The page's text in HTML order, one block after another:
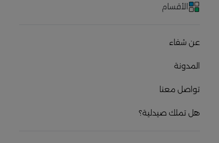
الأقسام
عن شفاء
المدونة
تواصل معنا
هل تملك صيدلية؟